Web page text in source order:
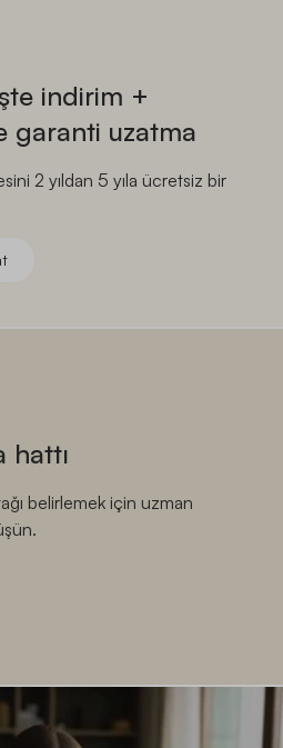
indirim +
garanti uzatma
2 yıldan 5 yıla ücretsiz bir
hattı
belirlemek için uzman